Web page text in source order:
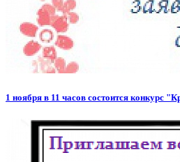
1 ноября в 11 часов состоится конкурс